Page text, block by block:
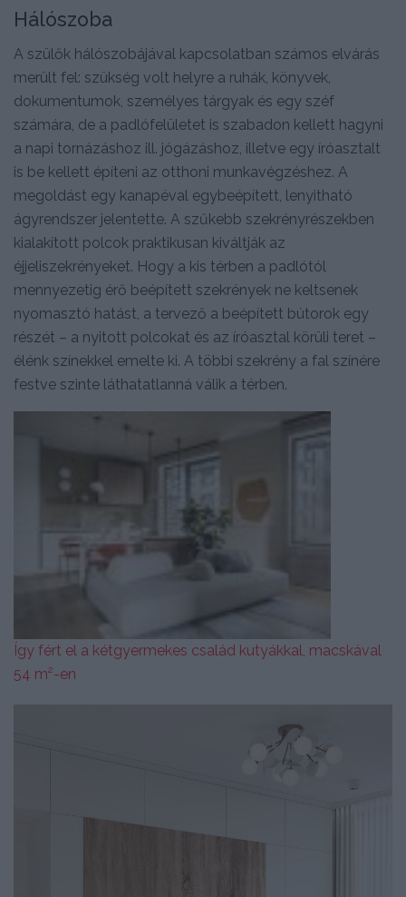
Hálószoba
A szülők hálószobájával kapcsolatban számos elvárás
merült fel: szükség volt helyre a ruhák, könyvek,
dokumentumok, személyes tárgyak és egy széf
számára, de a padlófelületet is szabadon kellett hagyni
a napi tornázáshoz ill. jógázáshoz, illetve egy íróasztalt
is be kellett építeni az otthoni munkavégzéshez. A
megoldást egy kanapéval egybeépített, lenyitható
ágyrendszer jelentette. A szűkebb szekrényrészekben
kialakított polcok praktikusan kiváltják az
éjjeliszekrényeket. Hogy a kis térben a padlótól
mennyezetig érő beépített szekrények ne keltsenek
nyomasztó hatást, a tervező a beépített bútorok egy
részét – a nyitott polcokat és az íróasztal körüli teret –
élénk színekkel emelte ki. A többi szekrény a fal színére
festve szinte láthatatlanná válik a térben.
Így fért el a kétgyermekes család kutyákkal, macskával
54 m²-en